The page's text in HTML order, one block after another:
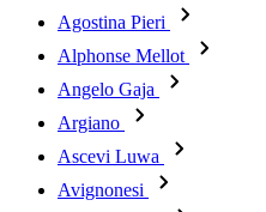
Agostina Pieri
Alphonse Mellot
Angelo Gaja
Argiano
Ascevi Luwa
Avignonesi